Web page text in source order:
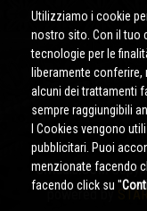
Cividale.COM
powered by
Utilizziamo i cookie
nostro sito. Con il tuo
tecnologie per le
liberamente
alcuni dei trattamenti
sempre raggiungibili
I Cookies vengono
pubblicitari. Puoi
menzionate facendo
facendo click su ''